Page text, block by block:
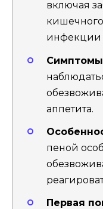
включая
кишечного
инфекции
аппетита.
пеной
Первая